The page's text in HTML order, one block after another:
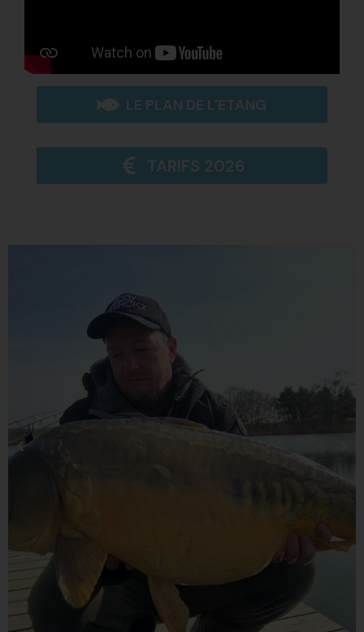
LE PLAN DE L'ETANG
TARIFS 2026